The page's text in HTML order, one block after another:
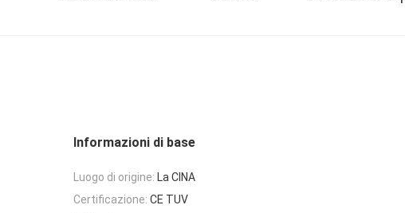
Informazioni di base
Luogo di origine: La CINA
Certificazione: CE TUV